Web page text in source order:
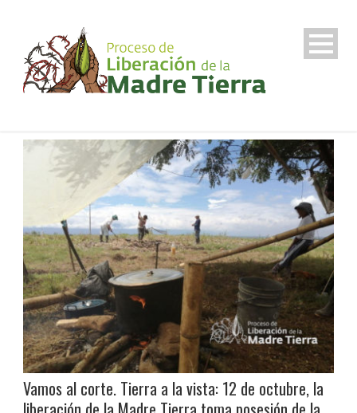
Vamos al corte. Tierra a la vista: 12 de octubre, la